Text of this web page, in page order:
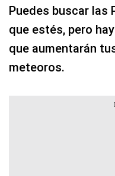
Puedes buscar las
que estés, pero
que aumentarán
meteoros.